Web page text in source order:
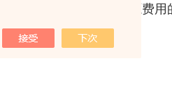
积物的增加会造成能源费